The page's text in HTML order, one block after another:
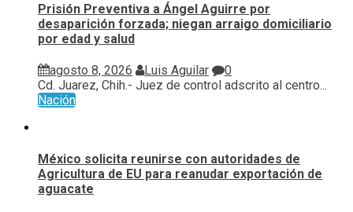
Prisión Preventiva a Ángel Aguirre por
desaparición forzada; niegan arraigo domiciliario
por edad y salud
agosto 8, 2026 Luis Aguilar
0
Cd. Juarez, Chih.- Juez de control adscrito al centro...
Nación
México solicita reunirse con autoridades de
Agricultura de EU para reanudar exportación de
aguacate